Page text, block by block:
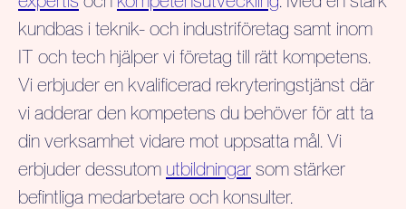
kundbas i teknik- och industriföretag samt inom
IT och tech hjälper vi företag till rätt kompetens.
Vi erbjuder en kvalificerad rekryteringstjänst där
vi adderar den kompetens du behöver för att ta
din verksamhet vidare mot uppsatta mål. Vi
erbjuder dessutom utbildningar som stärker
befintliga medarbetare och konsulter.